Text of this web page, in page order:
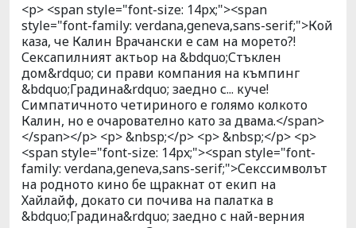
<p> <span style="font-size: 14px;"><span
style="font-family: verdana,geneva,sans-serif;">Кой
каза, че Калин Врачански е сам на морето?!
Сексапилният актьор на &bdquo;Стъклен
дом&rdquo; си прави компания на къмпинг
&bdquo;Градина&rdquo; заедно с... куче!
Симпатичното четириного е голямо колкото
Калин, но е очарователно като за двама.</span>
</span></p> <p> &nbsp;</p> <p> &nbsp;</p> <p>
<span style="font-size: 14px;"><span style="font-
family: verdana,geneva,sans-serif;">Секссимволът
на родното кино бе щракнат от екип на
Хайлайф, докато си почива на палатка в
&bdquo;Градина&rdquo; заедно с най-верния